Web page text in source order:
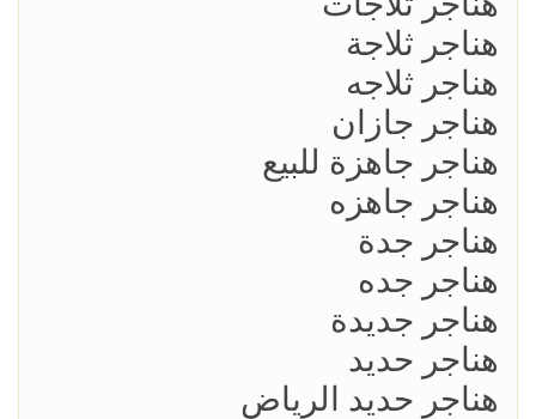
هناجر ثلاجة
هناجر ثلاجه
هناجر جازان
هناجر جاهزة للبيع
هناجر جاهزه
هناجر جدة
هناجر جده
هناجر جديدة
هناجر حديد
هناجر حديد الرياض